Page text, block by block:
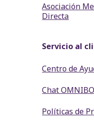
Asociación
Directa
Servicio al
Centro de
Chat
Políticas de